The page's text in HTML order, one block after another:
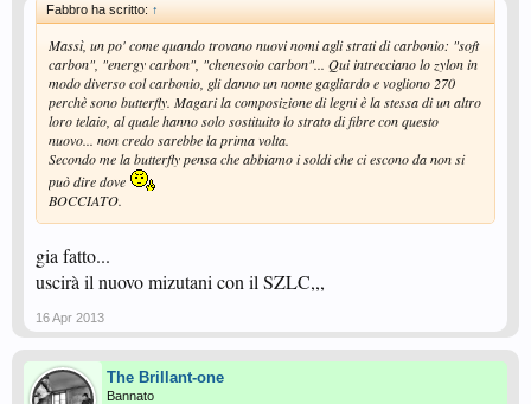
Fabbro ha scritto: ↑
Massì, un po' come quando trovano nuovi nomi agli strati di carbonio: "soft
carbon", "energy carbon", "chenesoio carbon"... Qui intrecciano lo zylon in
modo diverso col carbonio, gli danno un nome gagliardo e vogliono 270
perchè sono butterfly. Magari la composizione di legni è la stessa di un altro
loro telaio, al quale hanno solo sostituito lo strato di fibre con questo
nuovo... non credo sarebbe la prima volta.
Secondo me la butterfly pensa che abbiamo i soldi che ci escono da non si
può dire dove
BOCCIATO.
gia fatto...
uscirà il nuovo mizutani con il SZLC,,,
16 Apr 2013
The Brillant-one
Bannato